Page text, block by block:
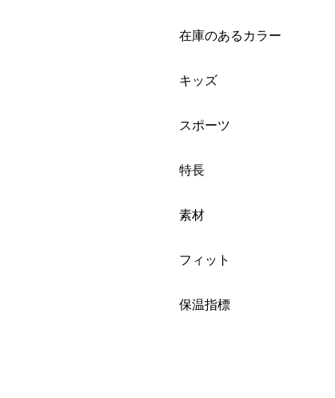
絞り込み
在庫のあるカラー
絞り込み
キッズ
絞り込み
スポーツ
絞り込み
特長
絞り込み
素材
絞り込み
フィット
絞り込み
保温指標